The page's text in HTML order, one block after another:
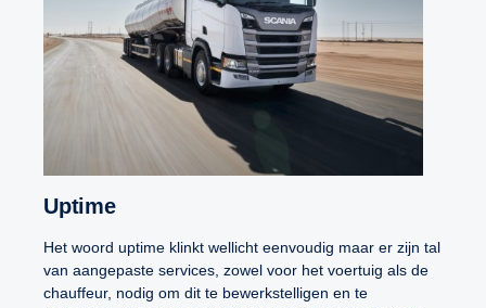
Uptime
Het woord uptime klinkt wellicht eenvoudig maar er zijn tal
van aangepaste services, zowel voor het voertuig als de
chauffeur, nodig om dit te bewerkstelligen en te